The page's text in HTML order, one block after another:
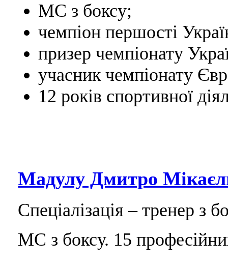
МС з боксу;
чемпіон першості
призер чемпіонату
учасник чемпіонату
12 років спортивної
Мадулу Дмитро
Спеціалізація – тренер з
МС з боксу. 15